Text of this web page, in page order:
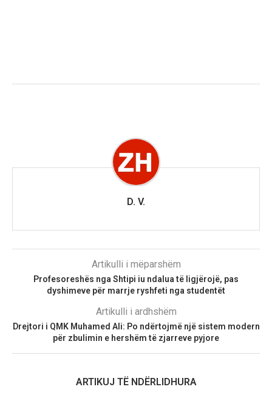
D. V.
Artikulli i mëparshëm
Profesoreshës nga Shtipi iu ndalua të ligjërojë, pas
dyshimeve për marrje ryshfeti nga studentët
Artikulli i ardhshëm
Drejtori i QMK Muhamed Ali: Po ndërtojmë një sistem modern
për zbulimin e hershëm të zjarreve pyjore
ARTIKUJ TË NDËRLIDHURA